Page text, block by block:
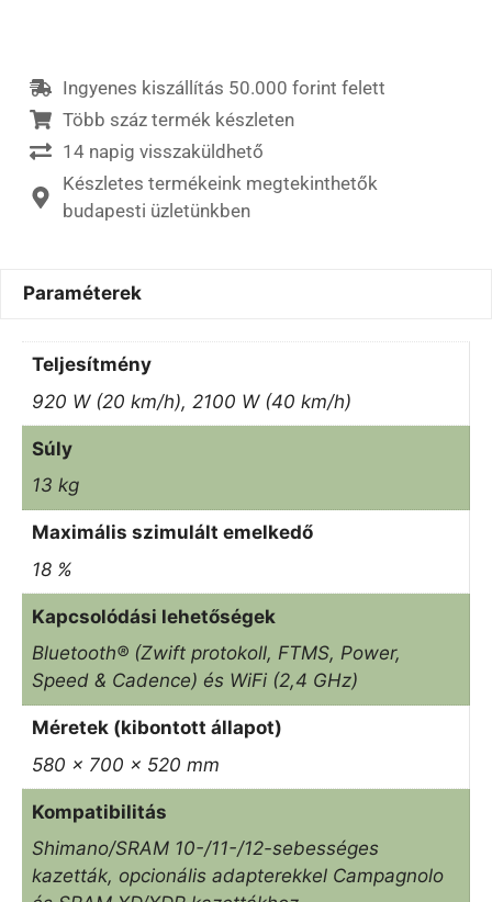
Ingyenes kiszállítás 50.000 forint felett
Több száz termék készleten
14 napig visszaküldhető
Készletes termékeink megtekinthetők
budapesti üzletünkben
Paraméterek
Teljesítmény
920 W (20 km/h), 2100 W (40 km/h)
Súly
13 kg
Maximális szimulált emelkedő
18 %
Kapcsolódási lehetőségek
Bluetooth® (Zwift protokoll, FTMS, Power,
Speed & Cadence) és WiFi (2,4 GHz)
Méretek (kibontott állapot)
580 x 700 x 520 mm
Kompatibilitás
Shimano/SRAM 10-/11-/12-sebességes
kazetták, opcionális adapterekkel Campagnolo